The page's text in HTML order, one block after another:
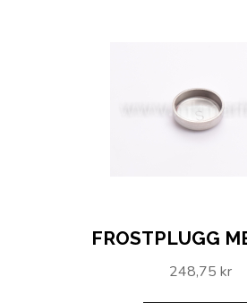
FROSTPLUGG
248,75 kr